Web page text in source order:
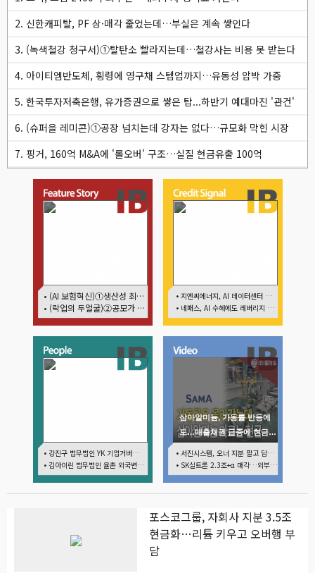
2. 신한캐피탈, PF 상·매각 줄었는데…부실은 계속 쌓인다
3. (녹색철강 청구서)①탈탄소 빨라지는데…철강사는 비용 못 받는다
4. 아이티엠반도체, 횡령에 영구채 스텝업까지…유동성 압박 가중
5. 한국투자저축은행, 유가증권으로 쌓은 탑...하반기 예대마진 '관건'
6. (슈퍼을 레미콘)①공장 넘치는데 강자는 없다…규모화 막힌 시장
7. 핑거, 160억 M&A에 '롤오버' 구조…실질 현금유출 100억
약업계 비상경영 돌입 • (AI 보험혁신)①생산성 최대 80% 개선…현실은 '실행 격차'
• (락업의 두얼굴)②공모가 뛰자 첫날 매도…FI 엑시트 전략 갈렸다
• 지엔씨에너지, AI 데이터센터 타고 외형 확대
• 네패스, AI 수혜에도 레버리지 부담 여전
• 강진구 법무법인 YK 기업거버넌스센터 센터장
• 김아이린 법무법인 율촌 외국변호사
삼아알미늄, 가동률 반등에
도…매출채권 급증에 현금흐
• 서진시스템, 오너 지분 팔고 담보 잡히고…3000억 영구채 지연 여파
• SK실트론 2.3조+α 매각…외부평가선 추가대금 가치 '0원'
포스코그룹, 자회사 지분 3.5조
현금화…리튬 키우고 오버행 부
담